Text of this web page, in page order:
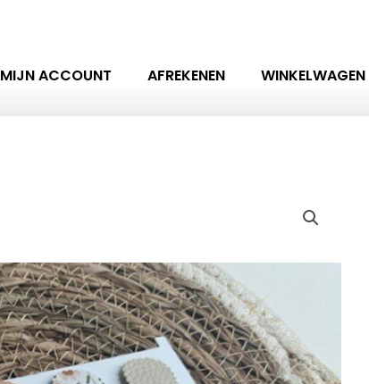
MIJN ACCOUNT AFREKENEN WINKELWAGEN